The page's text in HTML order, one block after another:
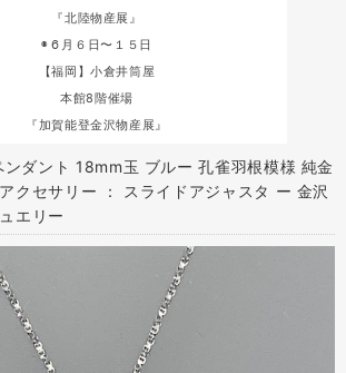
『北陸物産展』
◉６月６日〜１５日
【福岡】小倉井筒屋
本館8階催場
『加賀能登金沢物産展』
ンダント 18mm玉 ブルー 孔雀羽根模様 純金
クセサリー ： スライドアジャスタ ー 金沢
エリー